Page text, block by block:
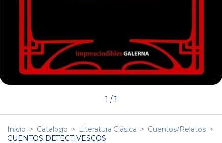
1 /1
Inicio > Catalogo > Literatura Clásica > Cuentos/Relatos >
CUENTOS DETECTIVESCOS